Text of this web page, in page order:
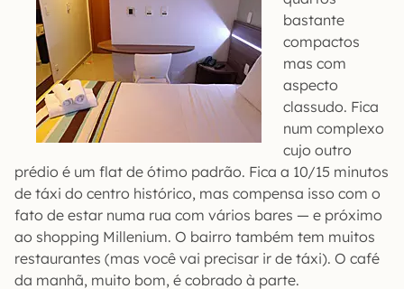
bastante
compactos
mas com
aspecto
classudo. Fica
num complexo
cujo outro
prédio é um flat de ótimo padrão. Fica a 10/15 minutos
de táxi do centro histórico, mas compensa isso com o
fato de estar numa rua com vários bares — e próximo
ao shopping Millenium. O bairro também tem muitos
restaurantes (mas você vai precisar ir de táxi). O café
da manhã, muito bom, é cobrado à parte.